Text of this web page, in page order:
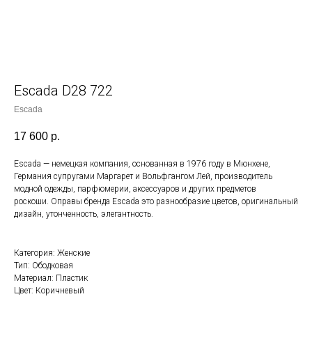
Escada D28 722
Escada
17 600 р.
Escada — немецкая компания, основанная в 1976 году в Мюнхене,
Германия супругами Маргарет и Вольфгангом Лей, производитель
модной одежды, парфюмерии, аксессуаров и других предметов
роскоши. Оправы бренда Escada это разнообразие цветов, оригинальный
дизайн, утонченность, элегантность.
Категория: Женские
Тип: Ободковая
Материал: Пластик
Цвет: Коричневый